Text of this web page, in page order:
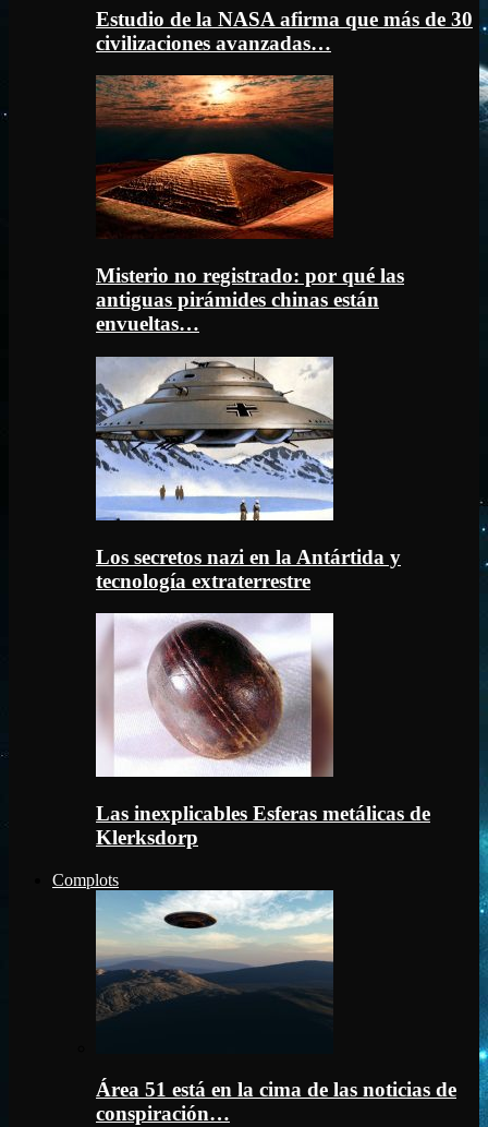
Estudio de la NASA afirma que más de 30
civilizaciones avanzadas…
Misterio no registrado: por qué las
antiguas pirámides chinas están
envueltas…
Los secretos nazi en la Antártida y
tecnología extraterrestre
Las inexplicables Esferas metálicas de
Klerksdorp
Complots
Área 51 está en la cima de las noticias de
conspiración…